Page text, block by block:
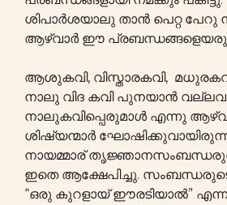
ശിപാർശയാലു താൻ പെറ്റ പേറു
ആഴ്വാർ ഈ
ആശുകവി, വിസ്താരകവി,
നാലു വിദ കവി പുനയാൻ
നാലുകവിപ്പെരുമാൾ എന്നു
ശിഷ്യന്മാർ
നായമ്മാര്
ഇതെ ആക്ഷേപിച്ചു.
“ഒരു കുറളായ് ഈരടിയാൽ”